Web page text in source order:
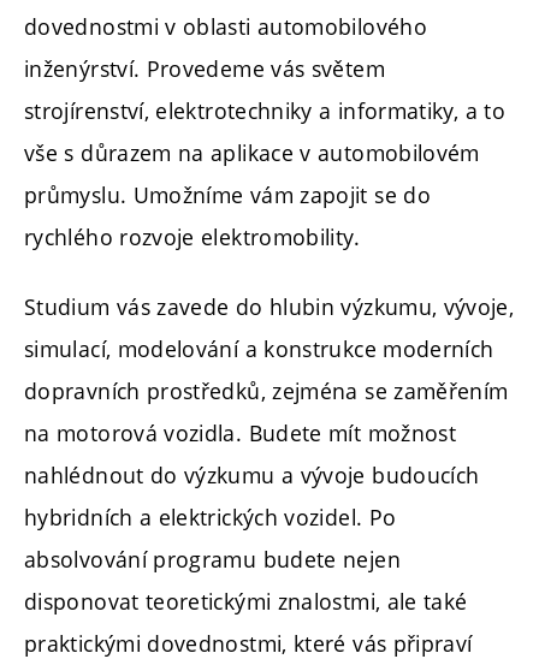
dovednostmi v oblasti automobilového
inženýrství. Provedeme vás světem
strojírenství, elektrotechniky a informatiky, a to
vše s důrazem na aplikace v automobilovém
průmyslu. Umožníme vám zapojit se do
rychlého rozvoje elektromobility.
Studium vás zavede do hlubin výzkumu, vývoje,
simulací, modelování a konstrukce moderních
dopravních prostředků, zejména se zaměřením
na motorová vozidla. Budete mít možnost
nahlédnout do výzkumu a vývoje budoucích
hybridních a elektrických vozidel. Po
absolvování programu budete nejen
disponovat teoretickými znalostmi, ale také
praktickými dovednostmi, které vás připraví